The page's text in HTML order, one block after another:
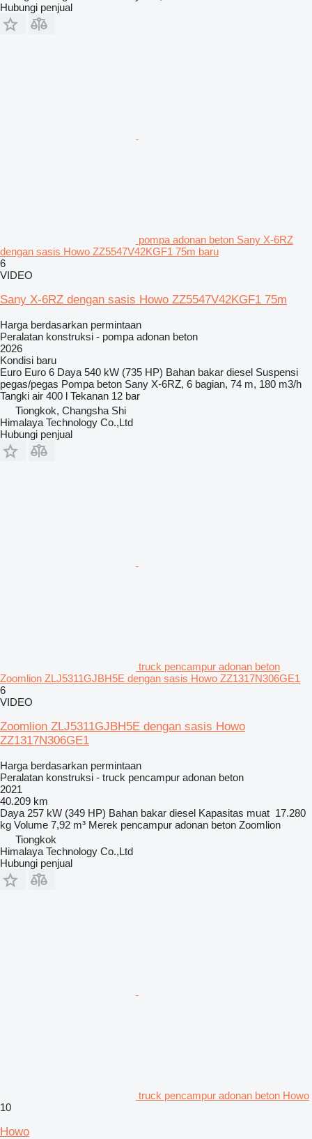
Hubungi penjual
pompa adonan beton Sany X-6RZ
dengan sasis Howo ZZ5547V42KGF1 75m baru
6
VIDEO
Sany X-6RZ dengan sasis Howo ZZ5547V42KGF1 75m
Harga berdasarkan permintaan
Peralatan konstruksi - pompa adonan beton
2026
Kondisi baru
Euro Euro 6 Daya 540 kW (735 HP) Bahan bakar diesel Suspensi
pegas/pegas Pompa beton Sany X-6RZ, 6 bagian, 74 m, 180 m3/h
Tangki air 400 l Tekanan 12 bar
Tiongkok, Changsha Shi
Himalaya Technology Co.,Ltd
Hubungi penjual
truck pencampur adonan beton
Zoomlion ZLJ5311GJBH5E dengan sasis Howo ZZ1317N306GE1
6
VIDEO
Zoomlion ZLJ5311GJBH5E dengan sasis Howo
ZZ1317N306GE1
Harga berdasarkan permintaan
Peralatan konstruksi - truck pencampur adonan beton
2021
40.209 km
Daya 257 kW (349 HP) Bahan bakar diesel Kapasitas muat 17.280
kg Volume 7,92 m³ Merek pencampur adonan beton Zoomlion
Tiongkok
Himalaya Technology Co.,Ltd
Hubungi penjual
truck pencampur adonan beton Howo
10
Howo